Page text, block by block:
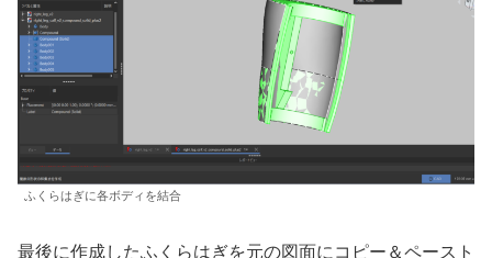
ふくらはぎに各ボディを結合
最後に作成したふくらはぎを元の図面にコピー＆ペースト